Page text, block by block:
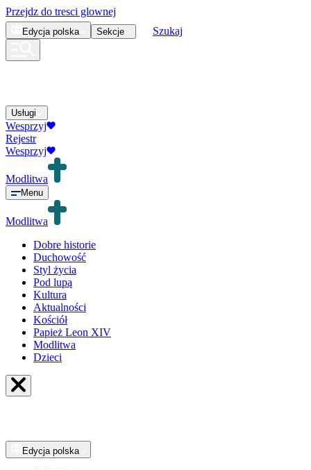
Przejdz do tresci glownej
Edycja polska Sekcje Szukaj
Usługi
Wesprzyj
Rejestr
Wesprzyj
Modlitwa
Menu
Modlitwa
Dobre historie
Duchowość
Styl życia
Pod lupą
Kultura
Aktualności
Kościół
Papież Leon XIV
Modlitwa
Dzieci
Edycja polska